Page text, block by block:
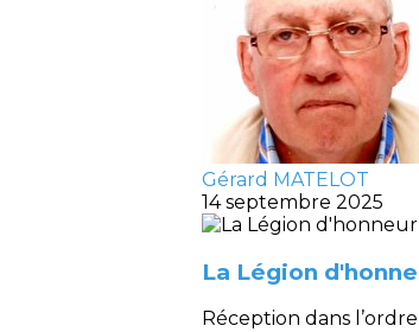
Gérard MATELOT
14 septembre 2025
La Légion
Réception dans